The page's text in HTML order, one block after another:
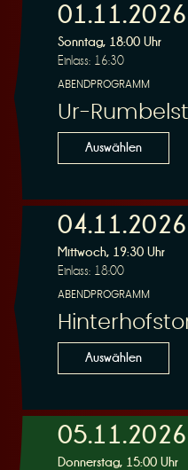
01.11.2026
Sonntag, 18:00 Uhr
Einlass: 16:30
ABENDPROGRAMM
Ur-
Auswählen
04.11.2026
Mittwoch, 19:30 Uhr
Einlass: 18:00
ABENDPROGRAMM
Auswählen
05.11.2026
Donnerstag, 15:00 Uhr